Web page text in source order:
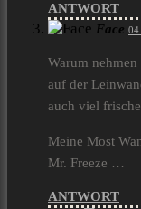
ANTWORT
Face
Warum
auf der
auch viel
Meine Most
Mr. Freeze …
ANTWORT